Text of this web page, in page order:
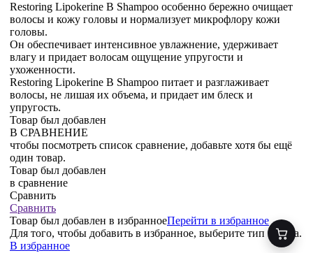
Restoring Lipokerine B Shampoo особенно бережно очищает
волосы и кожу головы и нормализует микрофлору кожи
головы.
Он обеспечивает интенсивное увлажнение, удерживает
влагу и придает волосам ощущение упругости и
ухоженности.
Restoring Lipokerine B Shampoo питает и разглаживает
волосы, не лишая их объема, и придает им блеск и
упругость.
Товар был добавлен
В СРАВНЕНИЕ
чтобы посмотреть список сравнение, добавьте хотя бы ещё
один товар.
Товар был добавлен
в сравнение
Сравнить
Сравнить
Товар был добавлен в избранноеПерейти в избранное
Для того, чтобы добавить в избранное, выберите тип товара.
В избранное